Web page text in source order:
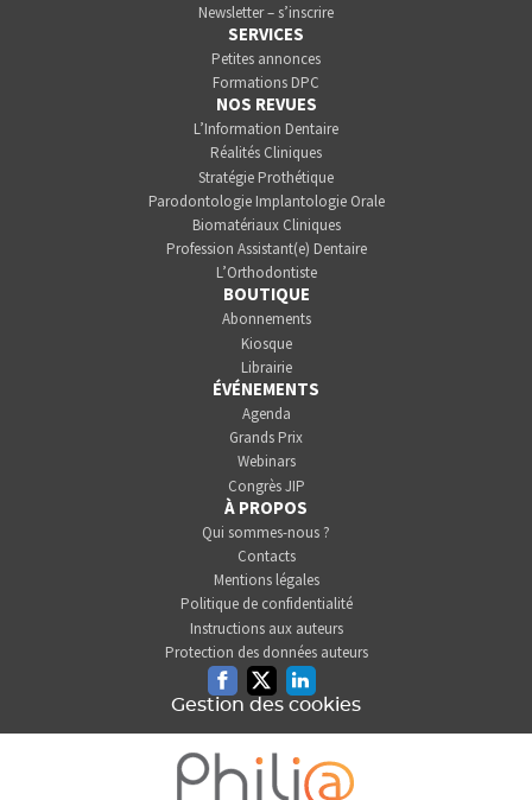
Newsletter – s’inscrire
SERVICES
Petites annonces
Formations DPC
NOS REVUES
L’Information Dentaire
Réalités Cliniques
Stratégie Prothétique
Parodontologie Implantologie Orale
Biomatériaux Cliniques
Profession Assistant(e) Dentaire
L’Orthodontiste
BOUTIQUE
Abonnements
Kiosque
Librairie
ÉVÉNEMENTS
Agenda
Grands Prix
Webinars
Congrès JIP
À PROPOS
Qui sommes-nous ?
Contacts
Mentions légales
Politique de confidentialité
Instructions aux auteurs
Protection des données auteurs
FacebookTwitterLinkedin
Gestion des cookies